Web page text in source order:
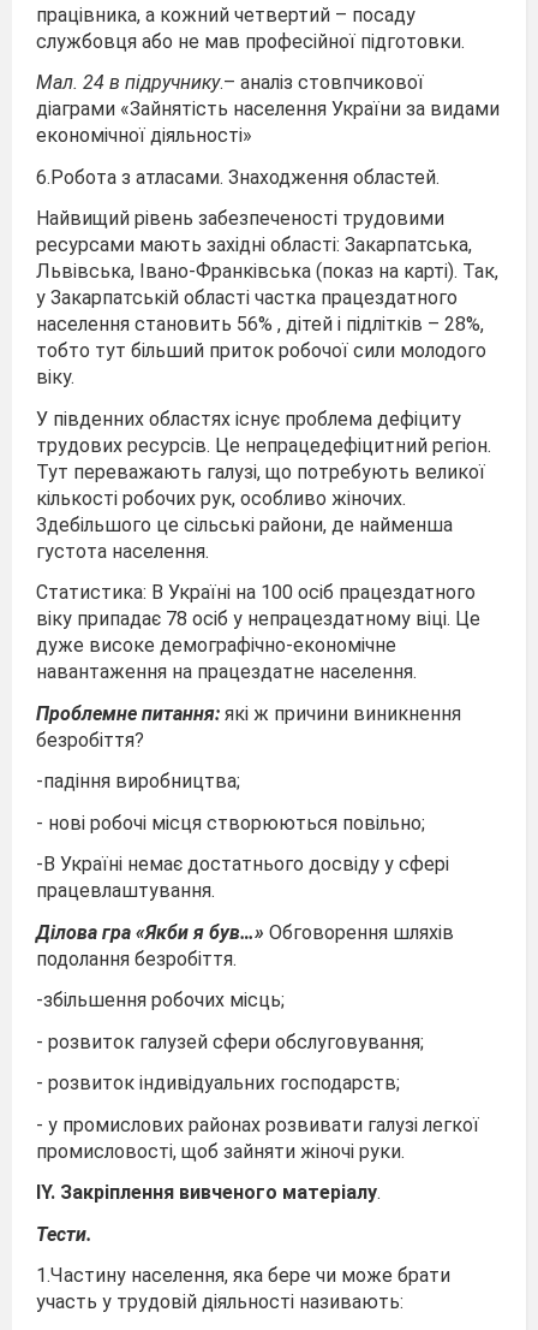
працівника, а кожний четвертий – посаду
службовця або не мав професійної підготовки.
Мал. 24 в підручнику.– аналіз стовпчикової
діаграми «Зайнятість населення України за видами
економічної діяльності»
6.Робота з атласами. Знаходження областей.
Найвищий рівень забезпеченості трудовими
ресурсами мають західні області: Закарпатська,
Львівська, Івано-Франківська (показ на карті). Так,
у Закарпатській області частка працездатного
населення становить 56% , дітей і підлітків – 28%,
тобто тут більший приток робочої сили молодого
віку.
У південних областях існує проблема дефіциту
трудових ресурсів. Це непрацедефіцитний регіон.
Тут переважають галузі, що потребують великої
кількості робочих рук, особливо жіночих.
Здебільшого це сільські райони, де найменша
густота населення.
Статистика: В Україні на 100 осіб працездатного
віку припадає 78 осіб у непрацездатному віці. Це
дуже високе демографічно-економічне
навантаження на працездатне населення.
Проблемне питання: які ж причини виникнення
безробіття?
-падіння виробництва;
- нові робочі місця створюються повільно;
-В Україні немає достатнього досвіду у сфері
працевлаштування.
Ділова гра «Якби я був…» Обговорення шляхів
подолання безробіття.
-збільшення робочих місць;
- розвиток галузей сфери обслуговування;
- розвиток індивідуальних господарств;
- у промислових районах розвивати галузі легкої
промисловості, щоб зайняти жіночі руки.
IY. Закріплення вивченого матеріалу.
Тести.
1.Частину населення, яка бере чи може брати
участь у трудовій діяльності називають: